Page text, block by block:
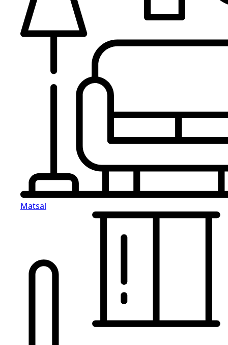
Matsal